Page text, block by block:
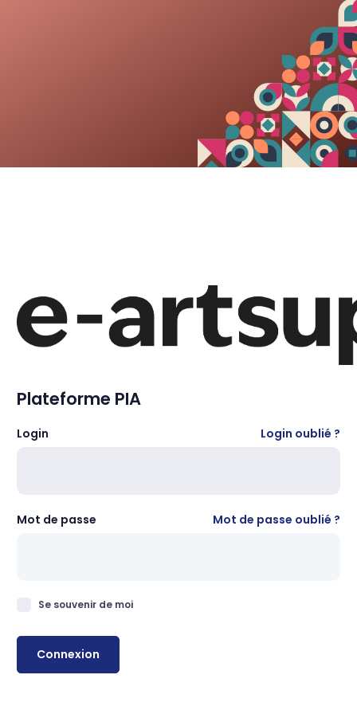
Plateforme PIA
Login Login oublié ?
Mot de passe Mot de passe oublié ?
Se souvenir de moi
Connexion